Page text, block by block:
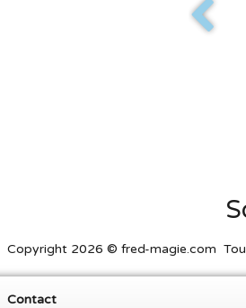
Copyright 2026 © fred-magie.com
Contact